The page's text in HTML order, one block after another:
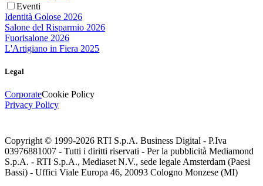
Eventi
Identità Golose 2026
Salone del Risparmio 2026
Fuorisalone 2026
L'Artigiano in Fiera 2025
Legal
CorporateCookie Policy
Privacy Policy
Copyright © 1999-2026 RTI S.p.A. Business Digital - P.Iva
03976881007 - Tutti i diritti riservati - Per la pubblicità Mediamond
S.p.A. - RTI S.p.A., Mediaset N.V., sede legale Amsterdam (Paesi
Bassi) - Uffici Viale Europa 46, 20093 Cologno Monzese (MI)